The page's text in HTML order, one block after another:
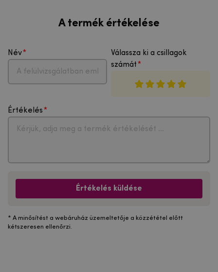
A termék értékelése
Név
Válassza ki a csillagok
számát
Értékelés
Értékelés küldése
* A minősítést a webáruház üzemeltetője a közzététel előtt
kétszeresen ellenőrzi.